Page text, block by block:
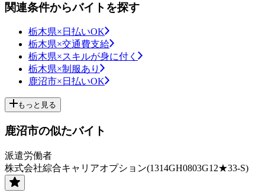
関連条件からバイトを探す
栃木県×日払いOK
栃木県×交通費支給
栃木県×スキルが身に付く
栃木県×制服あり
鹿沼市×日払いOK
もっと見る
鹿沼市の似たバイト
派遣労働者
株式会社綜合キャリアオプション(1314GH0803G12★33-S)